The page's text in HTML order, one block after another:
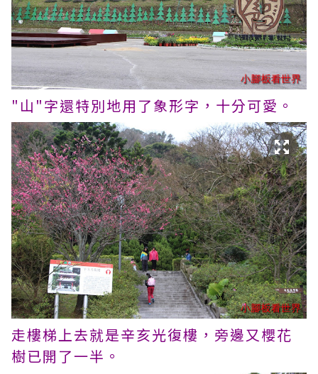
"山"字還特別地用了象形字，十分可愛。
走樓梯上去就是辛亥光復樓，旁邊又櫻花
樹已開了一半。